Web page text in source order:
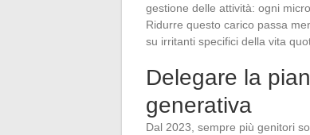
gestione delle attività: ogni
Ridurre questo carico passa
su irritanti specifici della vita
Delegare la
generativa
Dal 2023, sempre più genitori